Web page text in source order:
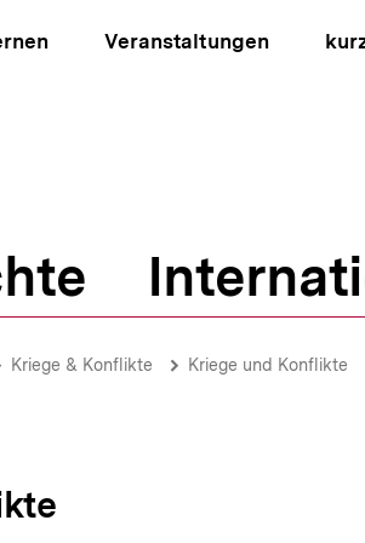
Veranstaltungen
Kriege & Konflikte Kriege und Konflikte